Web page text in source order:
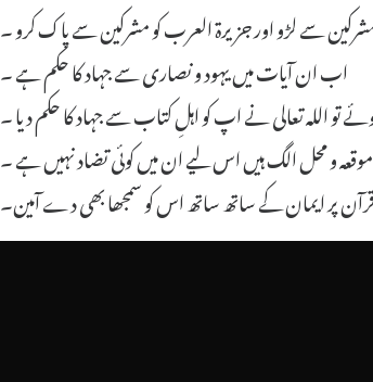
سے لڑو اور جزیرۃ العرب کو مشرکین سے پاک کرو ۔
اب ان آیات میں یہود و نصاری سے جہاد کا حکم ہے ۔
اللہ تعالی نے اپ کو اہلِ کتاب سے جہاد کا حکم دیا ۔
و محل الگ ہیں اس لیے ان میں کوئی تضاد نہیں ہے ۔
قرآن پر ایمان کے ساتھ ساتھ اس کو سمجھا بھی دے آمین۔